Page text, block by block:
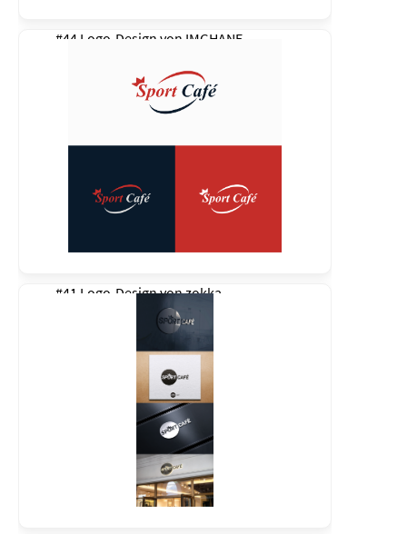
#44 Logo-Design von IMGHANE
#41 Logo-Design vonzokka